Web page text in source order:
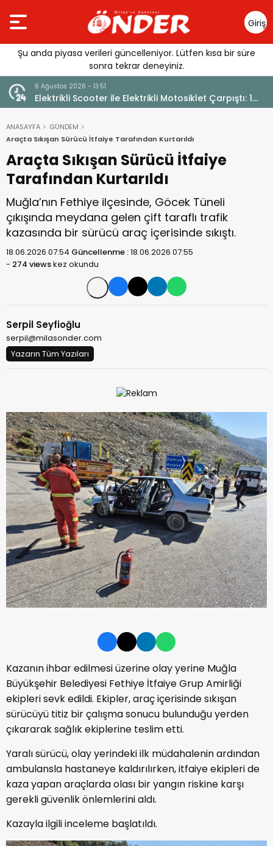
Giriş
Yap
Şu anda piyasa verileri güncelleniyor. Lütfen kısa bir süre
sonra tekrar deneyiniz.
Motosiklet Çarpıştı: 1 Güllük’te Alevler Büyümeden
ANASAYFA
GÜNDEM
Araçta Sıkışan Sürücü İtfaiye Tarafından Kurtarıldı
Araçta Sıkışan Sürücü İtfaiye
Tarafından Kurtarıldı
Muğla’nın Fethiye ilçesinde, Göcek Tüneli
çıkışında meydana gelen çift taraflı trafik
kazasında bir sürücü araç içerisinde sıkıştı.
18.06.2026 07:54 Güncellenme :18.06.2026 07:55
- 274 viewskez okundu
Serpil Seyfioğlu
serpil@milasonder.com
Yazarın Tüm Yazıları
Kazanın ihbar edilmesi üzerine olay yerine Muğla
Büyükşehir Belediyesi Fethiye İtfaiye Grup Amirliği
ekipleri sevk edildi. Ekipler, araç içerisinde sıkışan
sürücüyü titiz bir çalışma sonucu bulunduğu yerden
çıkararak sağlık ekiplerine teslim etti.
Yaralı sürücü, olay yerindeki ilk müdahalenin ardından
ambulansla hastaneye kaldırılırken, itfaiye ekipleri de
kaza yapan araçlarda olası bir yangın riskine karşı
gerekli güvenlik önlemlerini aldı.
Kazayla ilgili inceleme başlatıldı.